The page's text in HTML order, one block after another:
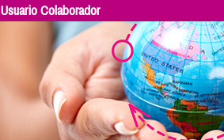
Usuario Colaborador